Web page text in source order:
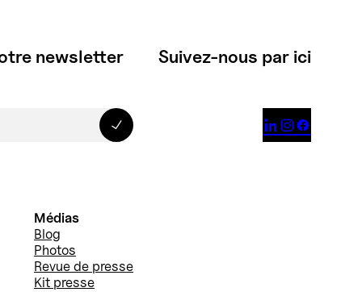
newsletter
Médias
Blog
Photos
Revue de presse
Kit presse
Suivez-nous par ici
  